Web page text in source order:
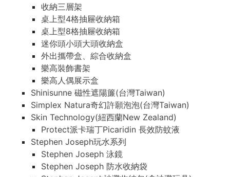
收納三層架
桌上型4格抽屜收納箱
桌上型8格抽屜收納箱
迷你頭小頭大頭收納盒
外出攜帶盒、綜合收納盒
樂高裝飾書架
樂高人偶展示盒
Shinisunne 磁性遮陽簾(台灣Taiwan)
Simplex Natura奇幻許願泡泡(台灣Taiwan)
Skin Technology(紐西蘭New Zealand)
Protect派卡瑞丁Picaridin 長效防蚊液
Stephen Joseph玩水系列
Stephen Joseph 泳鏡
Stephen Joseph 防水收納袋